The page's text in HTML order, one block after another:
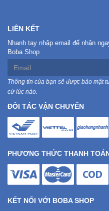
LIÊN KẾT
Nhanh tay nhập email để nhận
Boba Shop
Thông tin của bạn sẽ được bảo mật
cứ lúc nào.
ĐỐI TÁC VẬN CHUYỂN
PHƯƠNG THỨC THANH
KẾT NỐI VỚI BOBA SHOP